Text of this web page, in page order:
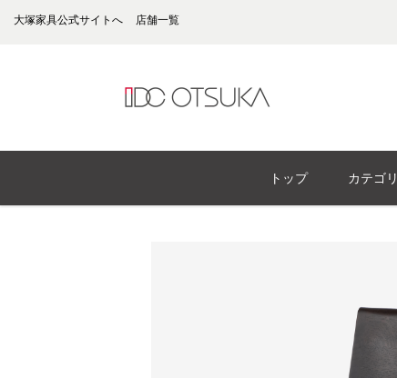
大塚家具公式サイトへ 店舗一覧
トップ カテゴリ